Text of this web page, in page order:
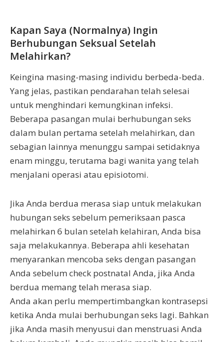
Kapan Saya (Normalnya) Ingin
Berhubungan Seksual Setelah
Melahirkan?
Keingina masing-masing individu berbeda-beda.
Yang jelas, pastikan pendarahan telah selesai
untuk menghindari kemungkinan infeksi.
Beberapa pasangan mulai berhubungan seks
dalam bulan pertama setelah melahirkan, dan
sebagian lainnya menunggu sampai setidaknya
enam minggu, terutama bagi wanita yang telah
menjalani operasi atau episiotomi.
Jika Anda berdua merasa siap untuk melakukan
hubungan seks sebelum pemeriksaan pasca
melahirkan 6 bulan setelah kelahiran, Anda bisa
saja melakukannya. Beberapa ahli kesehatan
menyarankan mencoba seks dengan pasangan
Anda sebelum check postnatal Anda, jika Anda
berdua memang telah merasa siap.
Anda akan perlu mempertimbangkan kontrasepsi
ketika Anda mulai berhubungan seks lagi. Bahkan
jika Anda masih menyusui dan menstruasi Anda